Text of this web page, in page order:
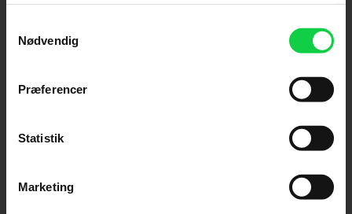
tilbage eller ændre indstillinger fra vores
"Cookiedeklaration", eller ved at trykke på "Privacy
Indsamle præcise oplysninger om din placering,
Identificere din enhed baseret på en scanning af
dens unikke karakteristika (fingerprinting)
Nødvendig
Præferencer
Statistik
Marketing